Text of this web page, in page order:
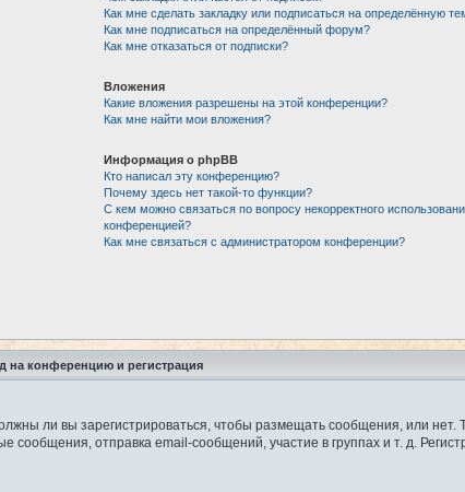
Как мне сделать закладку или подписаться на определённую
Как мне подписаться на определённый форум?
Как мне отказаться от подписки?
Вложения
Какие вложения разрешены на этой конференции?
Как мне найти мои вложения?
Информация о phpBB
Кто написал эту конференцию?
Почему здесь нет такой-то функции?
С кем можно связаться по вопросу некорректного
конференцией?
Как мне связаться с администратором конференции?
на конференцию и регистрация
ли вы зарегистрироваться, чтобы размещать сообщения, или нет.
отправка email-сообщений, участие в группах и т. д.